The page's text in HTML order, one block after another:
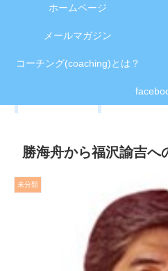
ホームページ
メールマガジン
コーチング(coaching)とは？
勝海舟から福沢諭吉へ
未分類